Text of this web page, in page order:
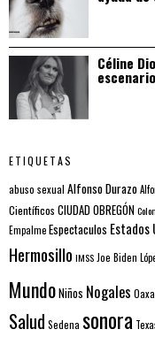
Céline
ETIQUETAS
abuso sexual Alfonso Durazo
Científicos CIUDAD OBREGÓN
EmpalmeEspectaculos Estados
Hermosillo IMSSJoe Biden
MundoNiños Nogales
Salud Sedena sonora